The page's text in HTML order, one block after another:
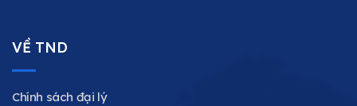
VỀ TND
Chính sách đại lý